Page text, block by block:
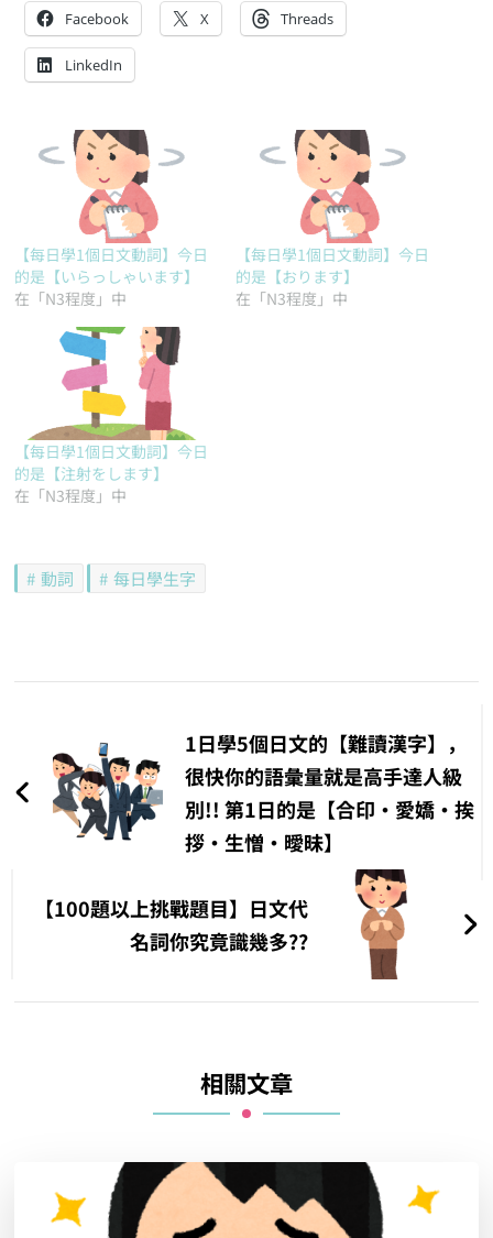
Facebook X Threads
LinkedIn
【每日學1個日文動詞】今日
的是【いらっしゃいます】
在「N3程度」中
【每日學1個日文動詞】今日
的是【おります】
在「N3程度」中
【每日學1個日文動詞】今日
的是【注射をします】
在「N3程度」中
動詞 每日學生字
導
1日學5個日文的【難讀漢字】，
很快你的語彙量就是高手達人級
別!! 第1日的是【合印‧愛嬌‧挨
拶‧生憎‧曖昧】
【100題以上挑戰題目】日文代
名詞你究竟識幾多??
相關文章